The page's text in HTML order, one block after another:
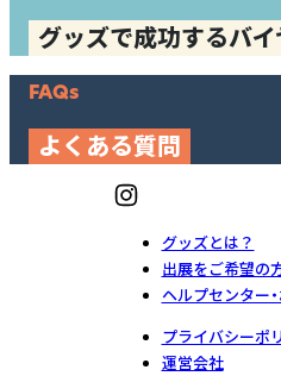
グッズで成功するバ
FAQs
よくある質問
グッズとは？
出展をご希望の
ヘルプセンター
プライバシーポ
運営会社